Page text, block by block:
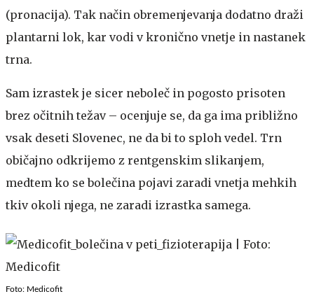
(pronacija). Tak način obremenjevanja dodatno draži
plantarni lok, kar vodi v kronično vnetje in nastanek
trna.
Sam izrastek je sicer neboleč in pogosto prisoten
brez očitnih težav – ocenjuje se, da ga ima približno
vsak deseti Slovenec, ne da bi to sploh vedel. Trn
običajno odkrijemo z rentgenskim slikanjem,
medtem ko se bolečina pojavi zaradi vnetja mehkih
tkiv okoli njega, ne zaradi izrastka samega.
Foto: Medicofit